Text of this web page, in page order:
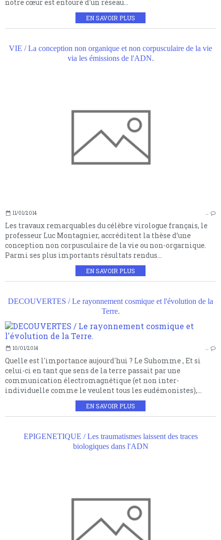
notre cœur est entouré d'un réseau...
EN SAVOIR PLUS
VIE / La conception non organique et non corpusculaire de la vie
via les émissions de l'ADN.
11/01/2014 …
Les travaux remarquables du célèbre virologue français, le
professeur Luc Montagnier, accréditent la thèse d’une
conception non corpusculaire de la vie ou non-orgarnique.
Parmi ses plus importants résultats rendus...
EN SAVOIR PLUS
DECOUVERTES / Le rayonnement cosmique et l'évolution de la
Terre.
10/01/2014 …
Quelle est l'importance aujourd'hui ? Le Suhomme , Et si
celui-ci en tant que sens de la terre passait par une
communication électromagnétique (et non inter-
individuelle comme le veulent tous les eudémonistes),...
EN SAVOIR PLUS
EPIGENETIQUE / Les traumatismes laissent des traces
biologiques dans l'ADN